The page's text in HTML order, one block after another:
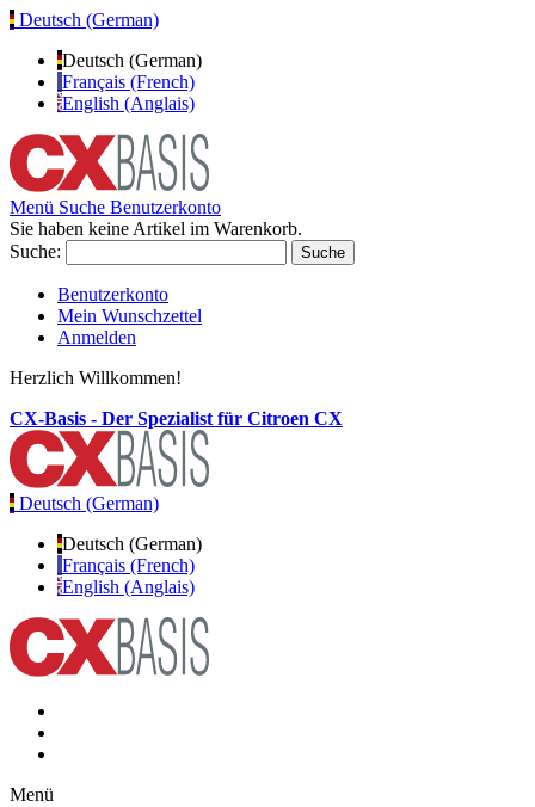
Deutsch (German)
Deutsch (German)
Français (French)
English (Anglais)
Menü Suche Benutzerkonto
Sie haben keine Artikel im Warenkorb.
Suche:
Suche
Benutzerkonto
Mein Wunschzettel
Anmelden
Herzlich Willkommen!
CX-Basis - Der Spezialist für Citroen CX
Deutsch (German)
Deutsch (German)
Français (French)
English (Anglais)
Menü